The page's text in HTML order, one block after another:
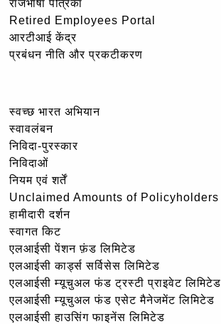
राजभाषा पत्रिका
Retired Employees Portal
आरटीआई केंद्र
प्रबंधन नीति और प्रकटीकरण
स्वच्छ भारत अभियान
स्वावलंबन
निविदा-पुरस्कार
निविदाओं
नियम एवं शर्तें
Unclaimed Amounts of Policyholders
हामीदारी दर्शन
स्वागत किट
एलआईसी पेंशन फ़ंड लिमिटेड
एलआईसी कार्ड्स सर्विसेस लिमिटेड
एलआईसी म्यूचुअल फंड ट्रस्टी प्राइवेट लिमिटेड
एलआईसी म्यूचुअल फंड एसेट मैनेजमेंट लिमिटेड
एलआईसी हाउसिंग फाइनेंस लिमिटेड